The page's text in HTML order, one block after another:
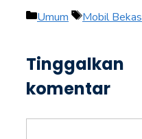
Kategori
Umum Tag
Mobil Bekas
Tinggalkan
komentar